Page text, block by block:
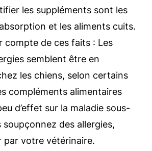
les suppléments sont les
et les aliments cuits.
compte de ces faits : Les
semblent être en
les chiens, selon certains
compléments alimentaires
d’effet sur la maladie sous-
soupçonnez des allergies,
par votre vétérinaire.